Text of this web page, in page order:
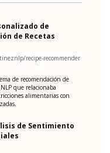
de
de Recetas
recipe-recommender
de recomendación de
que relacionaba
alimentarias con
de Sentimiento